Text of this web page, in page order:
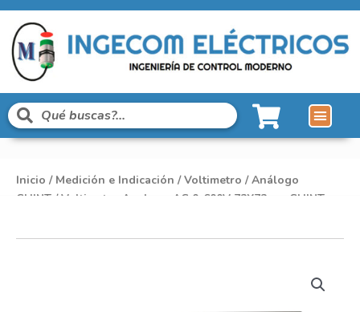
Inicio / Medición e Indicación /Voltimetro /Análogo
CHINT / Voltimetro Analogo AC 0-600V 72X72mm CHINT